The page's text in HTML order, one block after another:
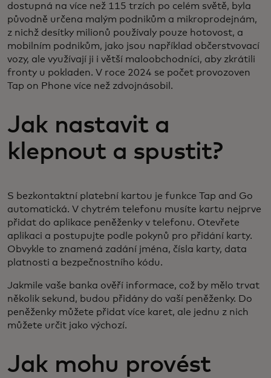
dostupná na více než 115 trzích po celém světě, byla
původně určena malým podnikům a mikroprodejnám,
z nichž desítky milionů používaly pouze hotovost, a
mobilním podnikům, jako jsou například občerstvovací
vozy, ale využívají ji i větší maloobchodníci, aby zkrátili
fronty u pokladen. V roce 2024 se počet provozoven
Tap on Phone více než zdvojnásobil.
Jak nastavit a
klepnout a spustit?
S bezkontaktní platební kartou je funkce Tap and Go
automatická. V chytrém telefonu musíte kartu nejprve
přidat do aplikace peněženky v telefonu. Otevřete
aplikaci a postupujte podle pokynů pro přidání karty.
Obvykle to znamená zadání jména, čísla karty, data
platnosti a bezpečnostního kódu.
Jakmile vaše banka ověří informace, což by mělo trvat
několik sekund, budou přidány do vaší peněženky. Do
peněženky můžete přidat více karet, ale jednu z nich
můžete určit jako výchozí.
Jak mohu provést